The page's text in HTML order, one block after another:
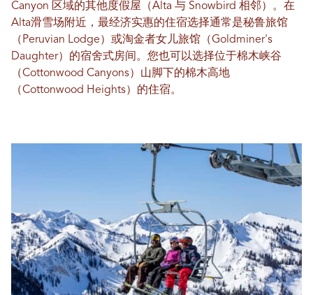
Canyon 区域的其他度假屋（Alta 与 Snowbird 相邻）。在
Alta滑雪场附近，最经济实惠的住宿选择通常是秘鲁旅馆
（Peruvian Lodge）或淘金者女儿旅馆（Goldminer's
Daughter）的宿舍式房间。您也可以选择位于棉木峡谷
（Cottonwood Canyons）山脚下的棉木高地
（Cottonwood Heights）的住宿。